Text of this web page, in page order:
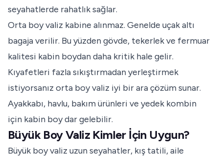
seyahatlerde rahatlık sağlar.
Orta boy valiz kabine alınmaz. Genelde uçak altı
bagaja verilir. Bu yüzden gövde, tekerlek ve fermuar
kalitesi kabin boydan daha kritik hale gelir.
Kıyafetleri fazla sıkıştırmadan yerleştirmek
istiyorsanız orta boy valiz iyi bir ara çözüm sunar.
Ayakkabı, havlu, bakım ürünleri ve yedek kombin
için kabin boy dar gelebilir.
Büyük Boy Valiz Kimler İçin Uygun?
Büyük boy valiz uzun seyahatler, kış tatili, aile